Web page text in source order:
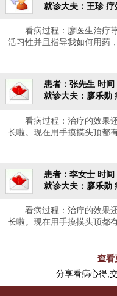
就诊大夫：王珍 疗
看病过程：廖医生治疗
活习性并且指导我如何用药
患者：张先生 时
就诊大夫：廖乐勋
看病过程：治疗的效果
长啦。现在用手摸摸头顶都
患者：李女士 时
就诊大夫：廖乐勋
看病过程：治疗的效果
长啦。现在用手摸摸头顶都
查看
分享看病心得,